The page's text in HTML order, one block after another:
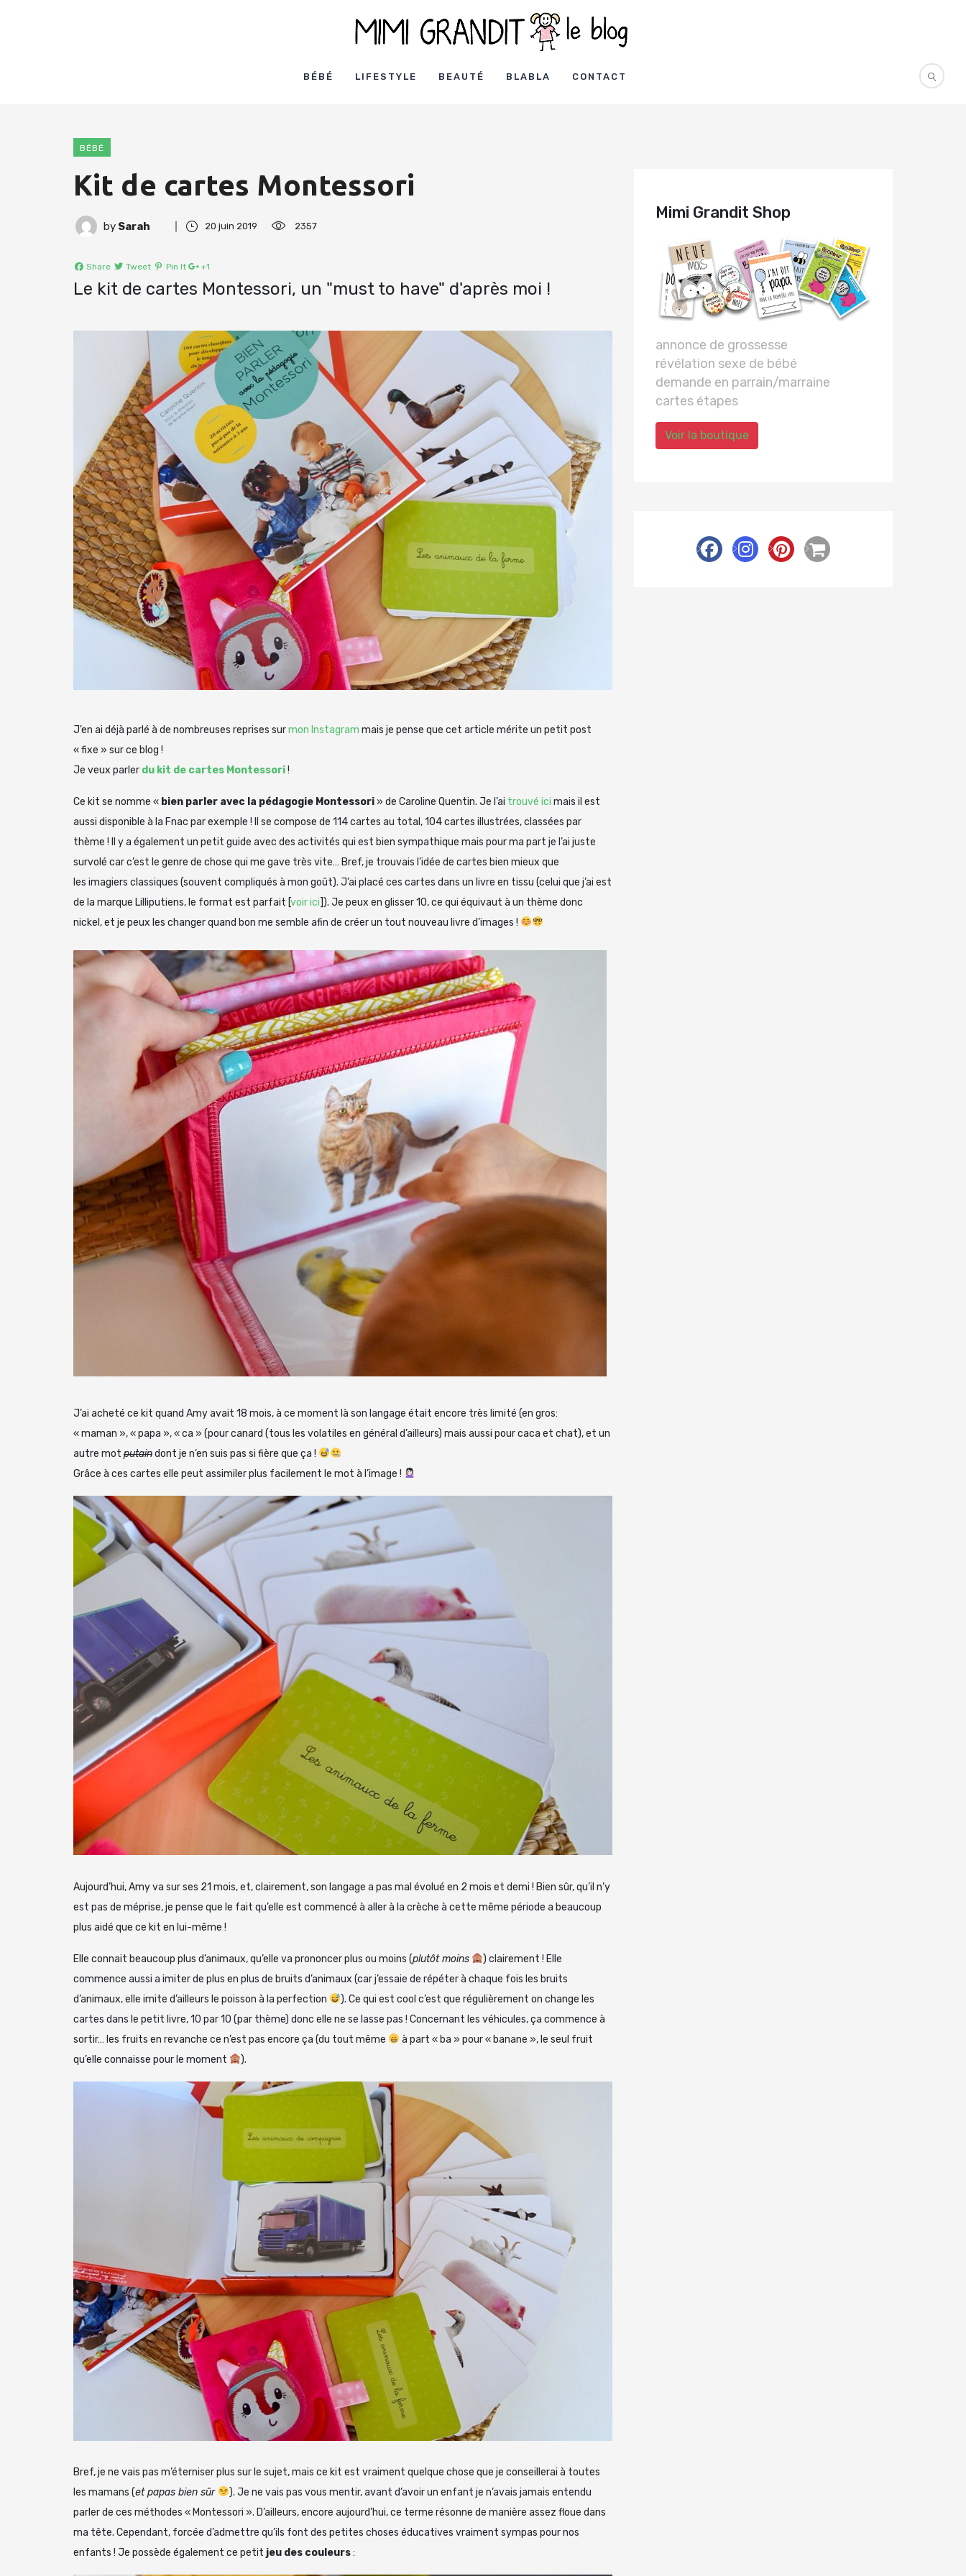
BÉBÉ LIFESTYLE BEAUTÉ BLABLA CONTACT
BÉBÉ
Kit de cartes Montessori
by Sarah 20 juin 2019 2357
Share Tweet Pin It +1
Le kit de cartes Montessori, un "must to have" d'après moi !
J’en ai déjà parlé à de nombreuses reprises surmon Instagram mais je pense que cet article mérite un petit post
« fixe » sur ce blog !
Je veux parler du kit de cartes Montessori!
Ce kit se nomme « bien parler avec la pédagogie Montessori » de Caroline Quentin. Je l’ai trouvé ici mais il est
aussi disponible à la Fnac par exemple ! Il se compose de 114 cartes au total, 104 cartes illustrées, classées par
thème ! Il y a également un petit guide avec des activités qui est bien sympathique mais pour ma part je l’ai juste
survolé car c’est le genre de chose qui me gave très vite… Bref, je trouvais l’idée de cartes bien mieux que
les imagiers classiques (souvent compliqués à mon goût). J’ai placé ces cartes dans un livre en tissu (celui que j’ai est
de la marque Lilliputiens, le format est parfait [voir ici]). Je peux en glisser 10, ce qui équivaut à un thème donc
nickel, et je peux les changer quand bon me semble afin de créer un tout nouveau livre d’images !
J’ai acheté ce kit quand Amy avait 18 mois, à ce moment là son langage était encore très limité (en gros:
« maman », « papa », « ca » (pour canard (tous les volatiles en général d’ailleurs) mais aussi pour caca et chat), et un
autre mot putaindont je n’en suis pas si fière que ça !
Grâce à ces cartes elle peut assimiler plus facilement le mot à l’image !
Aujourd’hui, Amy va sur ses 21 mois, et, clairement, son langage a pas mal évolué en 2 mois et demi ! Bien sûr, qu’il n’y
est pas de méprise, je pense que le fait qu’elle est commencé à aller à la crèche à cette même période a beaucoup
plus aidé que ce kit en lui-même !
Elle connait beaucoup plus d’animaux, qu’elle va prononcer plus ou moins (plutôt moins
) clairement ! Elle
commence aussi a imiter de plus en plus de bruits d’animaux (car j’essaie de répéter à chaque fois les bruits
d’animaux, elle imite d’ailleurs le poisson à la perfection
). Ce qui est cool c’est que régulièrement on change les
cartes dans le petit livre, 10 par 10 (par thème) donc elle ne se lasse pas ! Concernant les véhicules, ça commence à
sortir… les fruits en revanche ce n’est pas encore ça (du tout même
à part « ba » pour « banane », le seul fruit
qu’elle connaisse pour le moment
).
Bref, je ne vais pas m’éterniser plus sur le sujet, mais ce kit est vraiment quelque chose que je conseillerai à toutes
les mamans (et papas bien sûr
). Je ne vais pas vous mentir, avant d’avoir un enfant je n’avais jamais entendu
parler de ces méthodes « Montessori ». D’ailleurs, encore aujourd’hui, ce terme résonne de manière assez floue dans
ma tête. Cependant, forcée d’admettre qu’ils font des petites choses éducatives vraiment sympas pour nos
enfants ! Je possède également ce petit jeu des couleurs:
Mimi Grandit Shop
annonce de grossesse
révélation sexe de bébé
demande en parrain/marraine
cartes étapes
Voir la boutique